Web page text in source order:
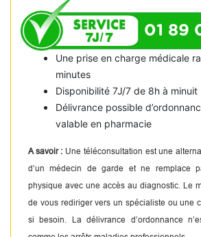
01 89
Une prise en charge médicale
minutes
Disponibilité 7J/7 de 8h à minuit
Délivrance possible
valable en pharmacie
A savoir : Une téléconsultation est une
d’un médecin de garde et ne remplace
physique avec une accès au diagnostic. Le
de vous rediriger vers un spécialiste ou une
si besoin. La délivrance d’ordonnance